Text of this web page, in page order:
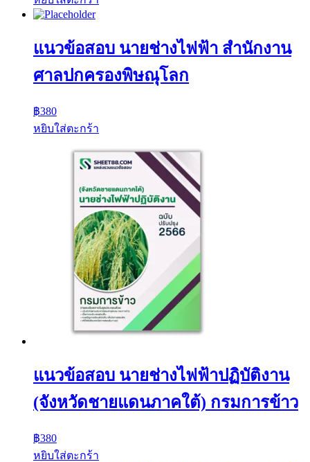
แนวข้อสอบ นายช่างไฟฟ้า สำนักงาน
ศาลปกครองพิษณุโลก
฿380
หยิบใส่ตะกร้า
แนวข้อสอบ นายช่างไฟฟ้าปฏิบัติงาน
(จังหวัดชายแดนภาคใต้) กรมการข้าว
฿380
หยิบใส่ตะกร้า